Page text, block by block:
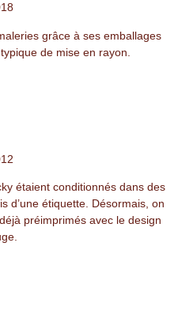
grâce à ses emballages
de mise en rayon.
étaient conditionnés dans des
d’une étiquette. Désormais, on
préimprimés avec le design